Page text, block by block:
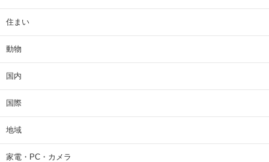
住まい
動物
国内
国際
地域
家電・PC・カメラ